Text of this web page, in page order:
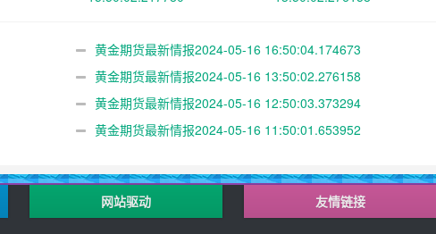
黄金期货最新情报2024-05-16 16:50:04.174673
黄金期货最新情报2024-05-16 13:50:02.276158
黄金期货最新情报2024-05-16 12:50:03.373294
黄金期货最新情报2024-05-16 11:50:01.653952
网站驱动 友情链接